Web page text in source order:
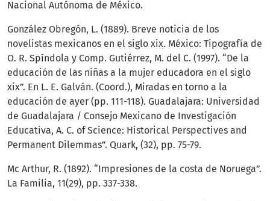
Nacional Autónoma de México.
González Obregón, L. (1889). Breve noticia de los
novelistas mexicanos en el siglo xix. México: Tipografía de
O. R. Spíndola y Comp. Gutiérrez, M. del C. (1997). “De la
educación de las niñas a la mujer educadora en el siglo
xix”. En L. E. Galván. (Coord.), Miradas en torno a la
educación de ayer (pp. 111-118). Guadalajara: Universidad
de Guadalajara / Consejo Mexicano de Investigación
Educativa, A. C. of Science: Historical Perspectives and
Permanent Dilemmas”. Quark, (32), pp. 75-79.
Mc Arthur, R. (1892). “Impresiones de la costa de Noruega”.
La Familia, 11(29), pp. 337-338.